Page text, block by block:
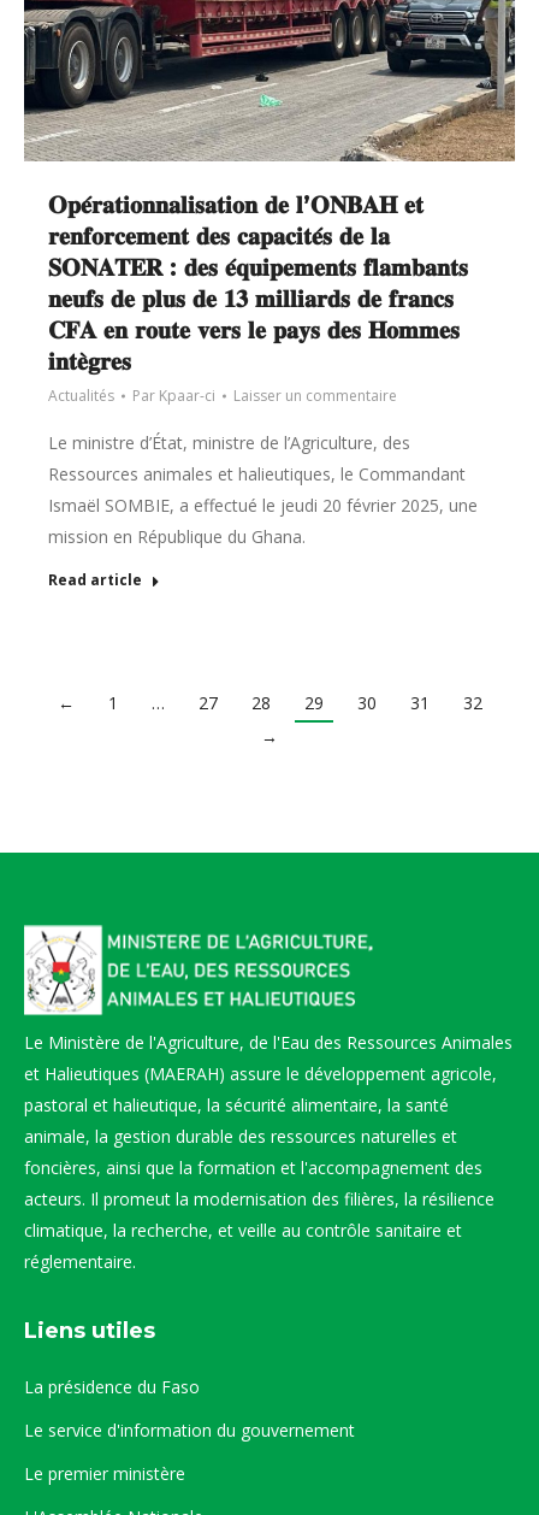
𝐎𝐩𝐞́𝐫𝐚𝐭𝐢𝐨𝐧𝐧𝐚𝐥𝐢𝐬𝐚𝐭𝐢𝐨𝐧 𝐝𝐞 𝐥’𝐎𝐍𝐁𝐀𝐇 𝐞𝐭
𝐫𝐞𝐧𝐟𝐨𝐫𝐜𝐞𝐦𝐞𝐧𝐭 𝐝𝐞𝐬 𝐜𝐚𝐩𝐚𝐜𝐢𝐭𝐞́𝐬 𝐝𝐞 𝐥𝐚
𝐒𝐎𝐍𝐀𝐓𝐄𝐑 : 𝐝𝐞𝐬 𝐞́𝐪𝐮𝐢𝐩𝐞𝐦𝐞𝐧𝐭𝐬 𝐟𝐥𝐚𝐦𝐛𝐚𝐧𝐭𝐬
𝐧𝐞𝐮𝐟𝐬 𝐝𝐞 𝐩𝐥𝐮𝐬 𝐝𝐞 𝟏𝟑 𝐦𝐢𝐥𝐥𝐢𝐚𝐫𝐝𝐬 𝐝𝐞 𝐟𝐫𝐚𝐧𝐜𝐬
𝐂𝐅𝐀 𝐞𝐧 𝐫𝐨𝐮𝐭𝐞 𝐯𝐞𝐫𝐬 𝐥𝐞 𝐩𝐚𝐲𝐬 𝐝𝐞𝐬 𝐇𝐨𝐦𝐦𝐞𝐬
𝐢𝐧𝐭𝐞̀𝐠𝐫𝐞𝐬
Actualités Par Kpaar-ci Laisser un commentaire
Le ministre d’État, ministre de l’Agriculture, des
Ressources animales et halieutiques, le Commandant
Ismaël SOMBIE, a effectué le jeudi 20 février 2025, une
mission en République du Ghana.
Read article
← 1 … 27 28 29 30 31
32
→
Le Ministère de l'Agriculture, de l'Eau des Ressources Animales
et Halieutiques (MAERAH) assure le développement agricole,
pastoral et halieutique, la sécurité alimentaire, la santé
animale, la gestion durable des ressources naturelles et
foncières, ainsi que la formation et l'accompagnement des
acteurs. Il promeut la modernisation des filières, la résilience
climatique, la recherche, et veille au contrôle sanitaire et
réglementaire.
Liens utiles
La présidence du Faso
Le service d'information du gouvernement
Le premier ministère